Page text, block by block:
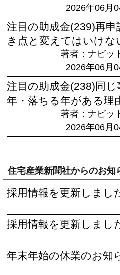
2026年06月
注目の助成金(239)再
き点と変えてはいけな
著者：ナビッ
2026年06月
注目の助成金(238)同
年・落ちる年がある理
著者：ナビッ
2026年06月
住宅産業新聞社からのお知
採用情報を更新しまし
採用情報を更新しまし
年末年始の休業のお知